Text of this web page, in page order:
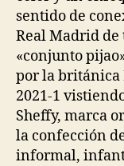
sentido de
Real Madrid
«conjunto
por la británica
2021-1
Sheffy, marca
la confección
informal,